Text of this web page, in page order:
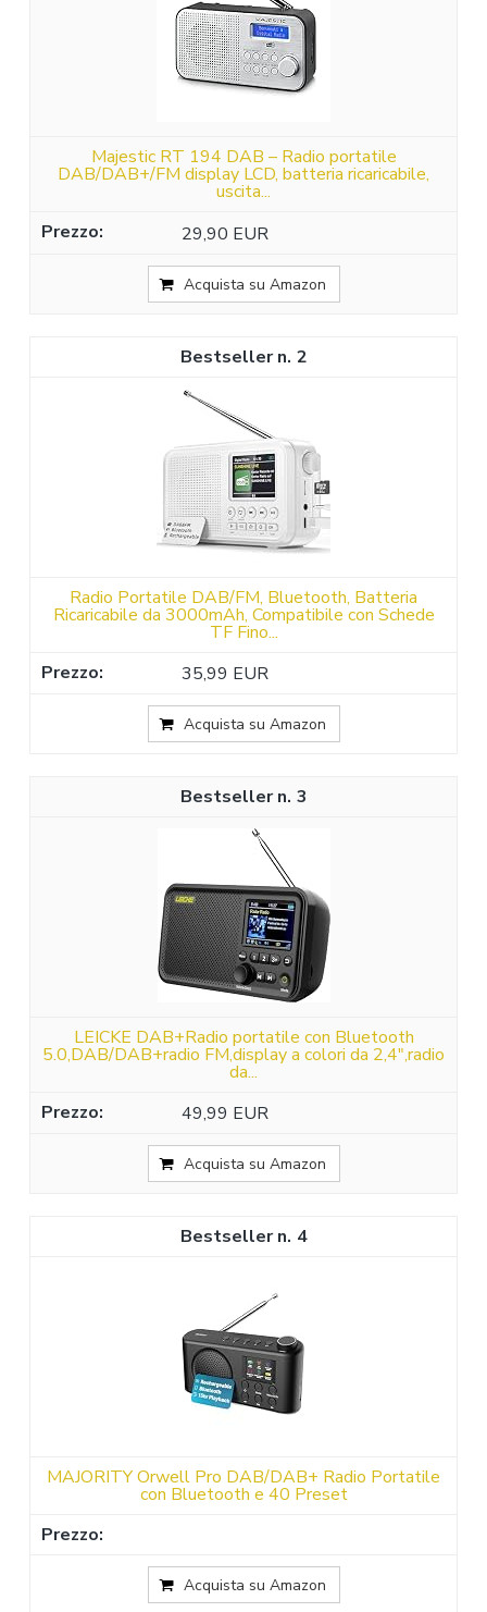
Majestic RT 194 DAB – Radio portatile
DAB/DAB+/FM display LCD, batteria ricaricabile,
uscita...
29,90 EUR
Acquista su Amazon
2
Radio Portatile DAB/FM, Bluetooth, Batteria
Ricaricabile da 3000mAh, Compatibile con Schede
TF Fino...
35,99 EUR
Acquista su Amazon
3
LEICKE DAB+Radio portatile con Bluetooth
5.0,DAB/DAB+radio FM,display a colori da 2,4",radio
da...
49,99 EUR
Acquista su Amazon
4
MAJORITY Orwell Pro DAB/DAB+ Radio Portatile
con Bluetooth e 40 Preset
Acquista su Amazon